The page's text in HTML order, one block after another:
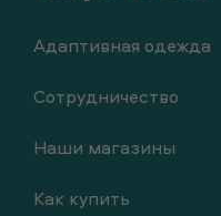
Адаптивная одежда
Сотрудничество
Наши магазины
Как купить